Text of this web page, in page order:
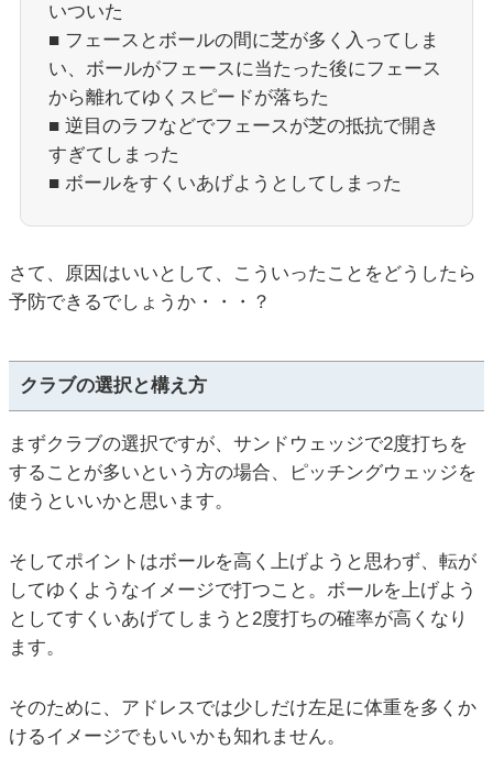
いついた
■ フェースとボールの間に芝が多く入ってしま
い、ボールがフェースに当たった後にフェース
から離れてゆくスピードが落ちた
■ 逆目のラフなどでフェースが芝の抵抗で開き
すぎてしまった
■ ボールをすくいあげようとしてしまった
さて、原因はいいとして、こういったことをどうしたら
予防できるでしょうか・・・？
クラブの選択と構え方
まずクラブの選択ですが、サンドウェッジで2度打ちを
することが多いという方の場合、ピッチングウェッジを
使うといいかと思います。
そしてポイントはボールを高く上げようと思わず、転が
してゆくようなイメージで打つこと。ボールを上げよう
としてすくいあげてしまうと2度打ちの確率が高くなり
ます。
そのために、アドレスでは少しだけ左足に体重を多くか
けるイメージでもいいかも知れません。